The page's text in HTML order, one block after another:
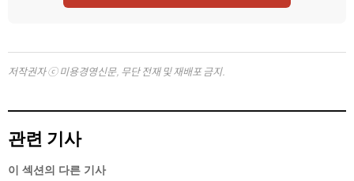
저작권자 ⓒ 미용경영신문, 무단 전재 및 재배포 금지.
관련 기사
이 섹션의 다른 기사